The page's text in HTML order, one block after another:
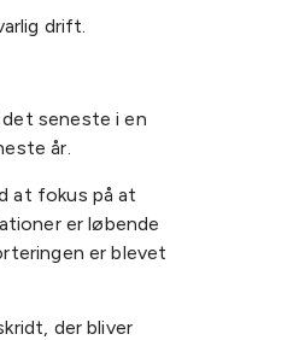
drift.
seneste i en
år.
at fokus på at
er løbende
er blevet
der bliver